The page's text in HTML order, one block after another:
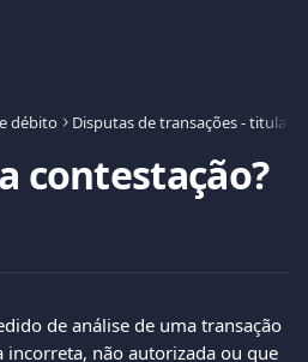
débito Disputas de transações - titular
contestação?
de análise de uma transação
incorreta, não autorizada ou que